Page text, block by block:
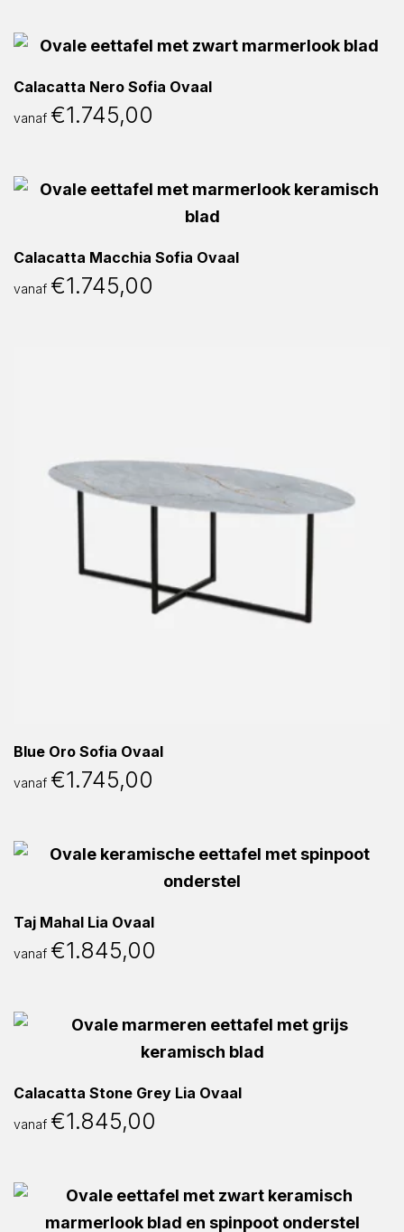
Calacatta Nero Sofia Ovaal
vanaf €1.745,00
Calacatta Macchia Sofia Ovaal
vanaf €1.745,00
Blue Oro Sofia Ovaal
vanaf €1.745,00
Taj Mahal Lia Ovaal
vanaf €1.845,00
Calacatta Stone Grey Lia Ovaal
vanaf €1.845,00